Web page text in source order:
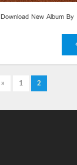
Download New Album By
« 1 2